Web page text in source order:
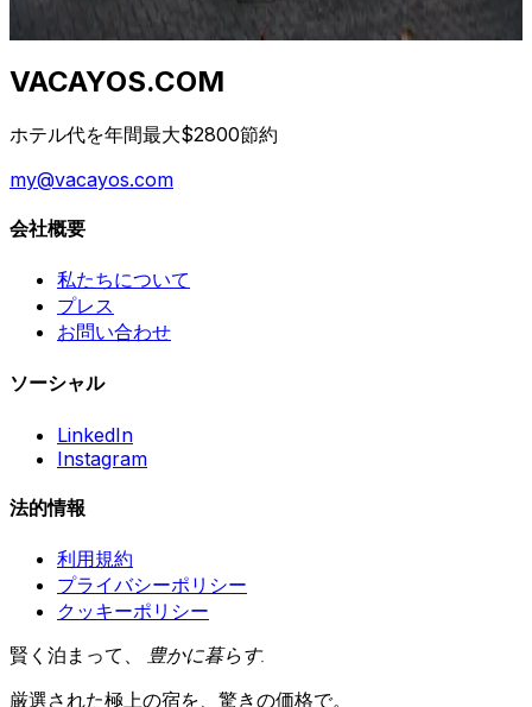
VACAYOS.COM
ホテル代を年間最大$2800節約
my@vacayos.com
会社概要
私たちについて
プレス
お問い合わせ
ソーシャル
LinkedIn
Instagram
法的情報
利用規約
プライバシーポリシー
クッキーポリシー
賢く泊まって、 豊かに暮らす.
厳選された極上の宿を、驚きの価格で。